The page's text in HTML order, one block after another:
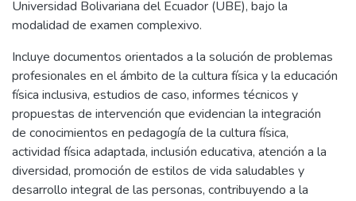
Universidad Bolivariana del Ecuador (UBE), bajo la
modalidad de examen complexivo.
Incluye documentos orientados a la solución de problemas
profesionales en el ámbito de la cultura física y la educación
física inclusiva, estudios de caso, informes técnicos y
propuestas de intervención que evidencian la integración
de conocimientos en pedagogía de la cultura física,
actividad física adaptada, inclusión educativa, atención a la
diversidad, promoción de estilos de vida saludables y
desarrollo integral de las personas, contribuyendo a la